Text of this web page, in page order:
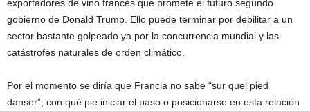
exportadores de vino francés que promete el futuro segundo
gobierno de Donald Trump. Ello puede terminar por debilitar a un
sector bastante golpeado ya por la concurrencia mundial y las
catástrofes naturales de orden climático.
Por el momento se diría que Francia no sabe “sur quel pied
danser”, con qué pie iniciar el paso o posicionarse en esta relación